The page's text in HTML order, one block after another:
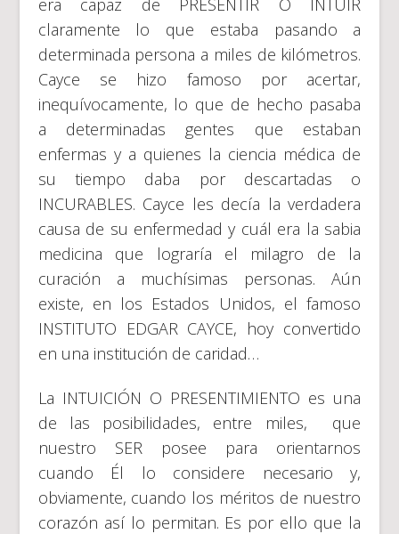
era capaz de PRESENTIR O INTUIR
claramente lo que estaba pasando a
determinada persona a miles de kilómetros.
Cayce se hizo famoso por acertar,
inequívocamente, lo que de hecho pasaba
a determinadas gentes que estaban
enfermas y a quienes la ciencia médica de
su tiempo daba por descartadas o
INCURABLES. Cayce les decía la verdadera
causa de su enfermedad y cuál era la sabia
medicina que lograría el milagro de la
curación a muchísimas personas. Aún
existe, en los Estados Unidos, el famoso
INSTITUTO EDGAR CAYCE, hoy convertido
en una institución de caridad…
La INTUICIÓN O PRESENTIMIENTO es una
de las posibilidades, entre miles, que
nuestro SER posee para orientarnos
cuando Él lo considere necesario y,
obviamente, cuando los méritos de nuestro
corazón así lo permitan. Es por ello que la